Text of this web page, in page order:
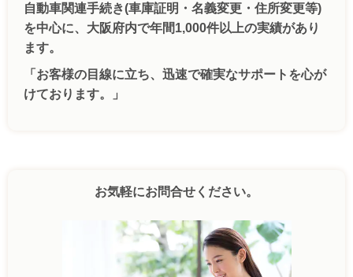
自動車関連手続き(車庫証明・名義変更・住所変更等)
を中心に、大阪府内で年間1,000件以上の実績があり
ます。
「お客様の目線に立ち、迅速で確実なサポートを心が
けております。」
お気軽にお問合せください。